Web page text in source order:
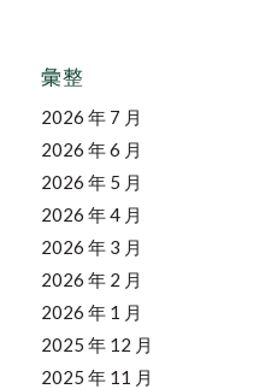
彙整
2026 年 7 月
2026 年 6 月
2026 年 5 月
2026 年 4 月
2026 年 3 月
2026 年 2 月
2026 年 1 月
2025 年 12 月
2025 年 11 月